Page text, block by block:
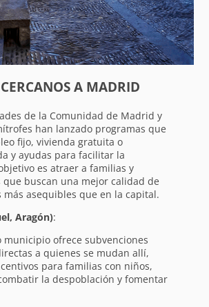
A MADRID
de la Comunidad de Madrid y
han lanzado programas que
fijo, vivienda gratuita o
y ayudas para facilitar la
es atraer a familias y
que buscan una mejor calidad de
más asequibles que en la capital.
Aragón):
municipio ofrece subvenciones
a quienes se mudan allí,
para familias con niños,
la despoblación y fomentar